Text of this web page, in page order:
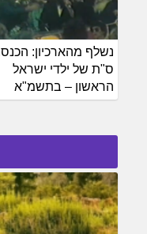
נשלף מהארכיון:
ס"ת של ילדי ישראל
הראשון – בתשמ"א